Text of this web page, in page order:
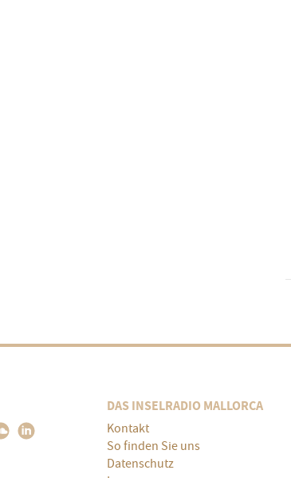
DAS INSELRADIO MALLORCA
Kontakt
So finden Sie uns
Datenschutz